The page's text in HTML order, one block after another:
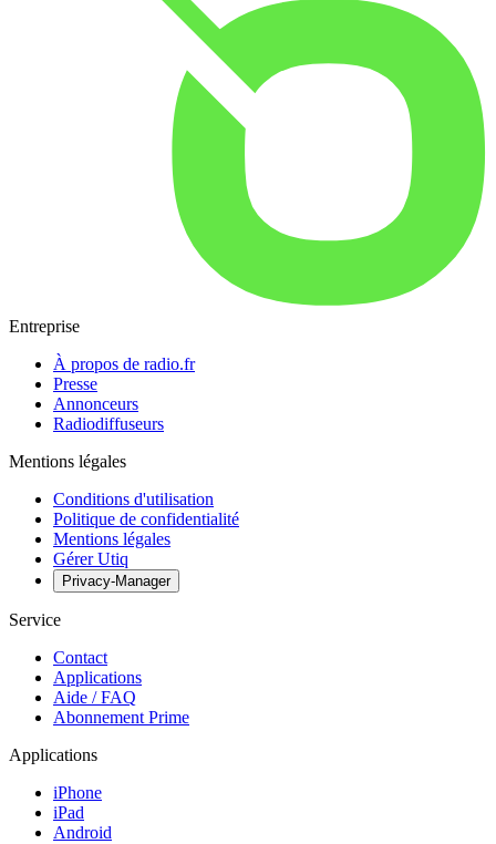
Entreprise
À propos de radio.fr
Presse
Annonceurs
Radiodiffuseurs
Mentions légales
Conditions d'utilisation
Politique de confidentialité
Mentions légales
Gérer Utiq
Privacy-Manager
Service
Contact
Applications
Aide / FAQ
Abonnement Prime
Applications
iPhone
iPad
Android